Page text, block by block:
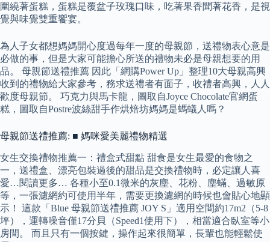
圍繞著蛋糕，蛋糕是覆盆子玫瑰口味，吃著果香聞著花香，是視
覺與味覺雙重饗宴。
為人子女都想媽媽開心度過每年一度的母親節，送禮物表心意是
必做的事，但是大家可能擔心所送的禮物未必是母親想要的用
品。 母親節送禮推薦 因此「網購Power Up」整理10大母親高興
收到的禮物給大家參考，務求送禮者有面子，收禮者高興，人人
歡度母親節。 巧克力與馬卡龍，圖取自Joyce Chocolate官網蛋
糕，圖取自Postre波絲甜手作烘焙坊媽媽是螞蟻人嗎？
母親節送禮推薦: ■ 媽咪愛美麗禮物精選
女生交換禮物推薦一：禮盒式甜點 甜食是女生最愛的食物之
一，送禮盒、漂亮包裝過後的甜品是交換禮物時，必定讓人喜
愛…閱讀更多… 各種小至0.1微米的灰塵、花粉、塵蟎、過敏原
等，一張濾網約可使用半年，需要更換濾網的時候也會貼心地顯
示！ 這款「Blue 母親節送禮推薦 JOY S」適用空間約17m2（5-8
坪），運轉噪音僅17分貝（Speed1使用下），相當適合臥室等小
房間。 而且只有一個按鍵，操作起來很簡單，長輩也能輕鬆使